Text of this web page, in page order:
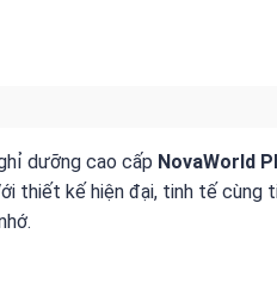
dưỡng cao cấp NovaWorld
thiết kế hiện đại, tinh tế cùng